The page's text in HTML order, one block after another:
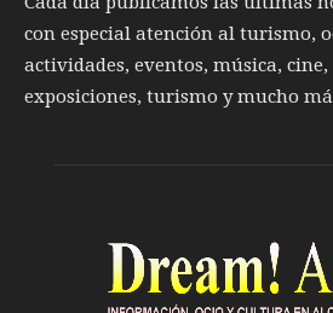
con especial atención al turismo,
actividades, eventos, música,
exposiciones, turismo y mucho